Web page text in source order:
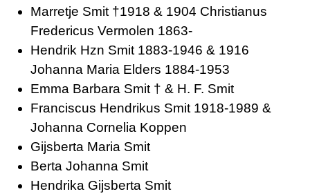
Marretje Smit †1918 & 1904 Christianus
Fredericus Vermolen 1863-
Hendrik Hzn Smit 1883-1946 & 1916
Johanna Maria Elders 1884-1953
Emma Barbara Smit † & H. F. Smit
Franciscus Hendrikus Smit 1918-1989 &
Johanna Cornelia Koppen
Gijsberta Maria Smit
Berta Johanna Smit
Hendrika Gijsberta Smit